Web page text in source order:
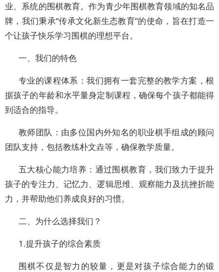
业、系统的围棋教育。作为青少年围棋教育领域的知名品
牌，我们秉承“传承文化新生态教育”的使命，旨在打造一
个让孩子快乐学习围棋的理想平台。
一、我们的特色
专业的课程体系：我们拥有一套完整的教学方案，根
据孩子的年龄和水平量身定制课程，确保每个孩子都能得
到适合的指导。
教师团队：由多位国内外知名的职业棋手组成的顾问
团队支持，包括教练朴文垚等，确保教学质量。
五大核心能力培养：通过围棋教育，我们致力于提升
孩子的专注力、记忆力、逻辑思维、观察能力及抗挫折能
力，并帮助他们养成良好的习惯。
二、为什么选择我们？
1.提升孩子的综合素质
围棋不仅是智力的较量，更是对孩子综合能力的锻